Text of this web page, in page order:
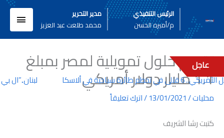
المحتوى
الرئيس التنفيذي
م/أميره الحسن
مدير التحرير
محمد طلعت عبد العزيز
عاجل
سياحية في ألاسكا لبنان..”ال
تقديم حلول تمويلية لمصر بمبلغ
1.1 مليار دولار أمريكي
محليات/
13/01/2021
/اترك تعليقاً
كتبت رشا الشريف